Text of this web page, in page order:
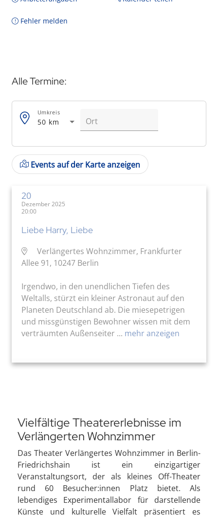
Fehler melden
Alle Termine:
50 km
Umkreis
Events auf der Karte anzeigen
20
Dezember 2025
20:00
Liebe Harry, Liebe
Verlängertes Wohnzimmer, Frankfurter
Allee 91, 10247 Berlin
Irgendwo, in den unendlichen Tiefen des
Weltalls, stürzt ein kleiner Astronaut auf den
Planeten Deutschland ab. Die miesepetrigen
und missgünstigen Bewohner wissen mit dem
verträumten Außenseiter ... mehr anzeigen
Vielfältige Theatererlebnisse im
Verlängerten Wohnzimmer
Das Theater Verlängertes Wohnzimmer in Berlin-
Friedrichshain ist ein einzigartiger
Veranstaltungsort, der als kleines Off-Theater
rund 60 Besucher:innen Platz bietet. Als
lebendiges Experimentallabor für darstellende
Künste und kulturelle Vielfalt präsentiert es